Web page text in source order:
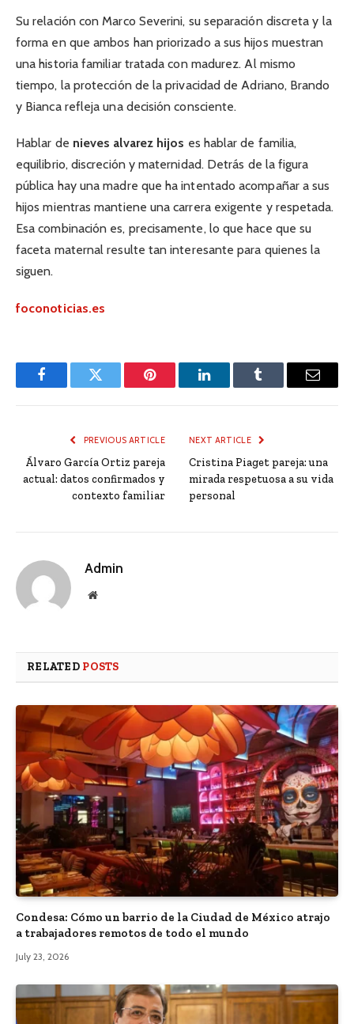
Su relación con Marco Severini, su separación discreta y la
forma en que ambos han priorizado a sus hijos muestran
una historia familiar tratada con madurez. Al mismo
tiempo, la protección de la privacidad de Adriano, Brando
y Bianca refleja una decisión consciente.
Hablar de nieves alvarez hijos es hablar de familia,
equilibrio, discreción y maternidad. Detrás de la figura
pública hay una madre que ha intentado acompañar a sus
hijos mientras mantiene una carrera exigente y respetada.
Esa combinación es, precisamente, lo que hace que su
faceta maternal resulte tan interesante para quienes la
siguen.
foconoticias.es
FacebookTwitter Pinterest LinkedInTumblr Email
PREVIOUS ARTICLE
Álvaro García Ortiz pareja
actual: datos confirmados y
contexto familiar
NEXT ARTICLE
Cristina Piaget pareja: una
mirada respetuosa a su vida
personal
Admin
Website
RELATED POSTS
Condesa: Cómo un barrio de la Ciudad de México atrajo
a trabajadores remotos de todo el mundo
July 23, 2026